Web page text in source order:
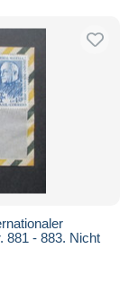
881 - 883. Nicht